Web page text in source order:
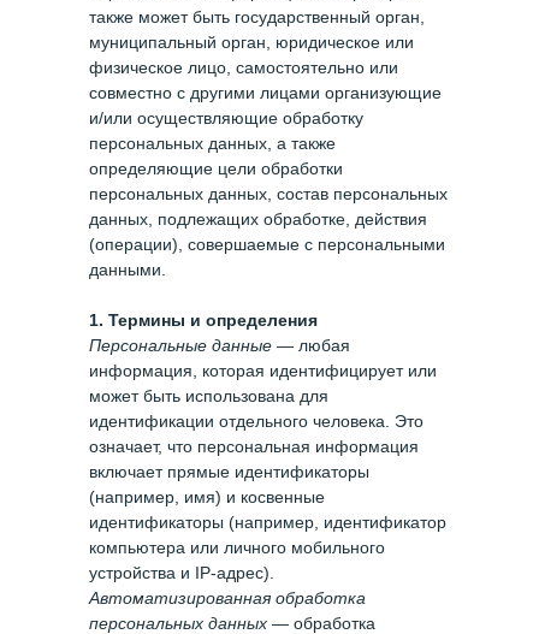
также может быть государственный орган,
муниципальный орган, юридическое или
физическое лицо, самостоятельно или
совместно с другими лицами организующие
и/или осуществляющие обработку
персональных данных, а также
определяющие цели обработки
персональных данных, состав персональных
данных, подлежащих обработке, действия
(операции), совершаемые с персональными
данными.
1. Термины и определения
Персональные данные — любая
информация, которая идентифицирует или
может быть использована для
идентификации отдельного человека. Это
означает, что персональная информация
включает прямые идентификаторы
(например, имя) и косвенные
идентификаторы (например, идентификатор
компьютера или личного мобильного
устройства и IP-адрес).
Автоматизированная обработка
персональных данных — обработка